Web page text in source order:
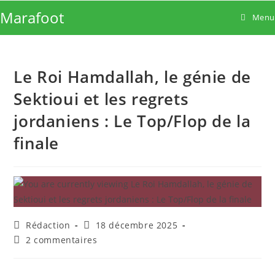
to
content
Marafoot Menu
Le Roi Hamdallah, le génie de
Sektioui et les regrets
jordaniens : Le Top/Flop de la
finale
Auteur/autrice
de
Rédaction
Publication
publiée :
18 décembre 2025
Commentaires
2 commentaires